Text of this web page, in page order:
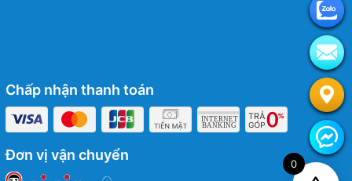
Chấp nhận thanh toán
Đơn vị vận chuyển
0